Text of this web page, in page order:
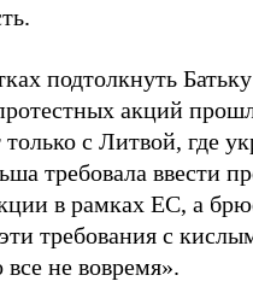
подтолкнуть
акций
с Литвой, где
требовала ввести
в рамках ЕС, а
требования с
не вовремя».